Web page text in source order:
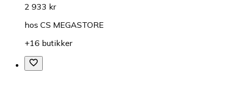
2 933 kr
hos CS MEGASTORE
+16 butikker